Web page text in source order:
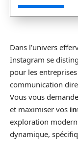
Dans l’univers
Instagram se
pour les
communication
Vous vous
et maximiser vos
exploration
dynamique,